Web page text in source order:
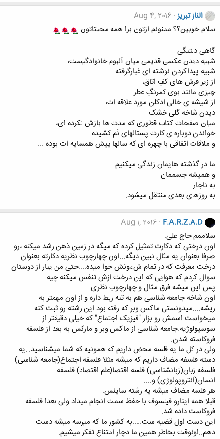
الناز تبریز Aug 4, 2016
سلام خوبین؟؟ ممنونم ازتون برا همه محبتاتون
گاهی دلتنگى
شبیه دیدن عکسی قدیمی میان آلبوم خانوادگیست،
شبیه پیداکردن نوشته ای غبارگرفته
از زیر فرش های کفِ اتاق،
چیزی مانند بوی کمرنگِ عطر
از شیشه ی خالی ادکلن مورد علاقه ات،
دیدن شاخه گلی خشک
میان صفحات کتاب قطوری که مدت ها بازش نکرده ای،
خواندن دوباره ی کارت پستالهای نَم کشیده
و ملاقات اتفاقی با چهره ای که سالها پیش همسایه ات بوده ...
ما در گذشته هایمان زندگی میکنیم
و همیشه جسممان
به ناچار
به روزهای بعدی منتقل میشود.
F.A.R.Z.A.D
Aug 1, 2016
سلاممم حاج علی.
اون درختی که دکارت تمثیل کرده که میگه در زمین ذهن رشد میکنه ،رو
صرفا بعنوان یه مثال نبین دیگه...اون چهارچوب نظریه دکارته بعنوان
درخت معرفت که در تمام شءونش جوا میده....حتی من یبار از دوستان
سوال کردم که هوایی که این درخت ازش تنفس میکنه چیه
پس این میشه فرق مثال و چهارچوب نظری
اون شاخه جامعه شناسی هم به تنه ربط داره و از اون مهمتر به
ریشه....میدونستی ماکس وبر که رفته بود این رشته رو ثبت کنه
میخواست اسمش رو بزار "فیزیک اجتماع" که خیلی دقیقتر از
سوسیولوژیه.جامعه شناسی از ماکس وبر و مارکس به بعد از فلسفه
فروکاسته شدن.
ولی در کل ما یه فلسه محض داریم که همونیه که شما میشناسید...یه
دسته فلسفه مضاف داریم که میشه مثلا فلسفه اجتماع(جامعه شناسی)
فلسفه زبان(زبانشناسی) فلسه اقتصا(علم اقتصاد) فلسفه
انسان(انتروپولوژی) و....
هر فلسه مضاف میشه یه رشته ساینس.
قبلا همه اینارو فیلسوف با حفظ سمت انجام میداد ولی بعدا فلسفه
فروکاست داده شد.
این دست اول قضیه ست.....به کشور ما که میرسه میشه دست
دهم..اونوقت بخاطر همین ما دچار امتناع تفکر میشیم.